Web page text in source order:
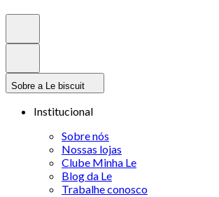
Sobre a Le biscuit
Institucional
Sobre nós
Nossas lojas
Clube Minha Le
Blog da Le
Trabalhe conosco